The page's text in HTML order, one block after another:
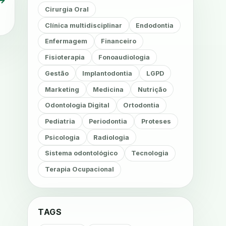
Cirurgia Oral
Clínica multidisciplinar Endodontia
Enfermagem Financeiro
Fisioterapia Fonoaudiologia
Gestão Implantodontia LGPD
Marketing Medicina Nutrição
Odontologia Digital Ortodontia
Pediatria Periodontia Proteses
Psicologia Radiologia
Sistema odontológico Tecnologia
Terapia Ocupacional
TAGS